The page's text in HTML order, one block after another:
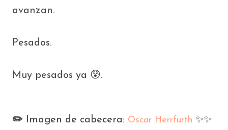
avanzan.
Pesados.
Muy pesados ya 😰.
✏️ Imagen de cabecera: Oscar Herrfurth ✨️✨️